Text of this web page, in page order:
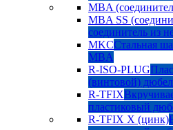
MBA
MBA SS
соединитель из
MKCСтальная
MBA
R-ISO-PLUG
(винтовой)
R-TFIX
пластиковый
R-TFIX X (цинк)